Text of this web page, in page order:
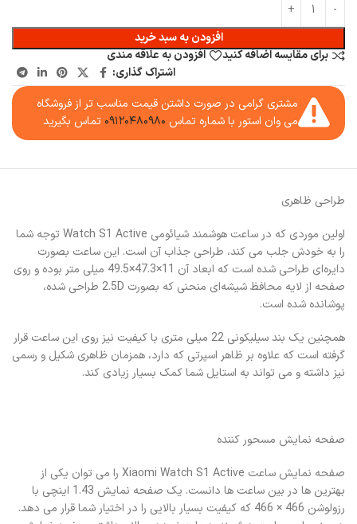
افزودن به سبد خرید
برای مقایسه اضافه کنید
افزودن به علاقه مندی
اشتراک گذاری:
مشتری گرامی در صورت داشتن قیمت مناسب تر از فروشگاه
می وان استور با شماره تماس ۰۹۱۲۰۴۸۰۹۸۰ تماس بگیرید
طراحی ظاهری
اولین موردی که در ساعت هوشمند شیائومی Watch S1 Active توجه شما
را به خودش جلب می کند، طراحی جذاب آن است. این ساعت بصورت
دایره‌ای طراحی شده است که ابعاد آن 11×47.3×49.5 میلی متر بوده و روی
صفحه از لایه محافظ شیشه‌ای منحنی که بصورت 2.5D طراحی شده،
پوشانده شده است.
همچنین یک بند سیلیکونی 22 میلی متری با کیفیت نیز روی این ساعت قرار
گرفته است که علاوه بر ظاهر اسپرتی که دارد، همزمان ظاهری شکیل و رسمی
نیز داشته و می تواند به استایل شما کمک بسیار زیادی کند.
صفحه نمایش مسحور کننده
صفحه نمایش ساعت Xiaomi Watch S1 Active را می توان یکی از
بهترین ها در بین ساعت ها دانست. یک صفحه نمایش 1.43 اینچی با
رزولوشن 466 × 466 که کیفیت بسیار بالایی را در اختیار شما قرار می دهد.